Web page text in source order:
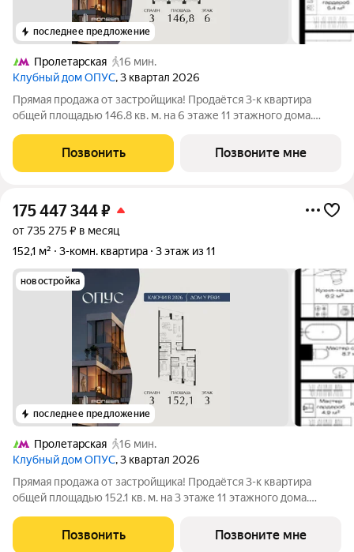
последнее предложение
Пролетарская
16 мин.
Клубный дом ОПУС, 3 квартал 2026
Прямая продажа от застройщика! Продаётся 3-к квартира
общей площадью 146.8 кв. м. на 6 этаже 11 этажного дома.
Кремля, проект премиум-класса от девелопера PIONEER с
архитектурной концепцией от
Позвонить Позвоните мне
175 447 344₽
от 735 275 ₽ в месяц
152,1 м²
3-комн. квартира 3 этаж из 11
новостройка
последнее предложение
Пролетарская
16 мин.
Клубный дом ОПУС, 3 квартал 2026
Прямая продажа от застройщика! Продаётся 3-к квартира
общей площадью 152.1 кв. м. на 3 этаже 11 этажного дома.
Кремля, проект премиум-класса от девелопера PIONEER с
архитектурной концепцией от
Позвонить Позвоните мне